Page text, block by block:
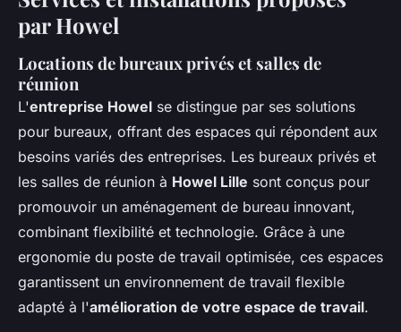
par Howel
Locations de bureaux privés et salles de
réunion
L'entreprise Howel se distingue par ses solutions
pour bureaux, offrant des espaces qui répondent aux
besoins variés des entreprises. Les bureaux privés et
les salles de réunion à Howel Lille sont conçus pour
promouvoir un aménagement de bureau innovant,
combinant flexibilité et technologie. Grâce à une
ergonomie du poste de travail optimisée, ces espaces
garantissent un environnement de travail flexible
adapté à l'amélioration de votre espace de travail.